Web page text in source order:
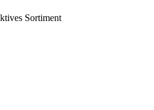
Sortiment